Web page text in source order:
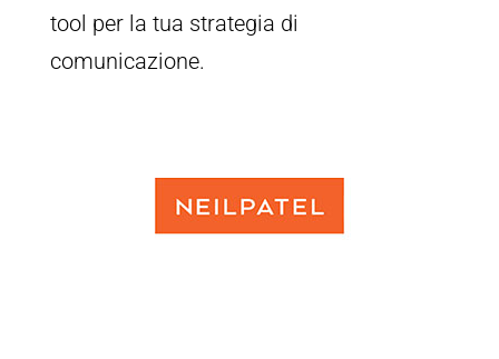
tool per la tua strategia di
comunicazione.